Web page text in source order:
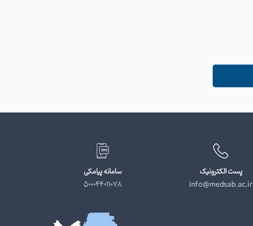
پست الکترونیک
info@medsab.ac.ir
سامانه پیامکی
500044011078